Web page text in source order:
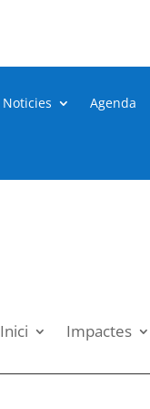
Noticies Agenda
Inici Impactes